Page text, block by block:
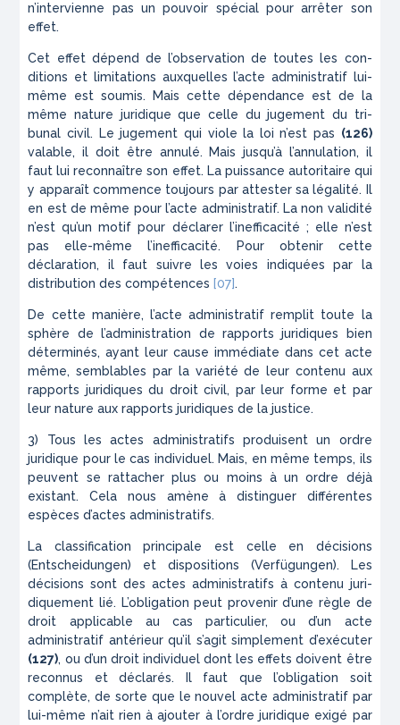
n’intervienne pas un pouvoir spécial pour arrêter son
effet.
Cet effet dépend de l’observation de toutes les con­
ditions et limitations auxquelles l’acte administratif lui-
même est soumis. Mais cette dépendance est de la
même nature juridique que celle du jugement du tri­
bunal civil. Le jugement qui viole la loi n’est pas (126)
valable, il doit être annulé. Mais jusqu’à l’annulation, il
faut lui reconnaître son effet. La puissance autori­taire qui
y apparaît commence toujours par attester sa légalité. Il
en est de même pour l’acte administratif. La non validité
n’est qu’un motif pour déclarer l’inef­ficacité ; elle n’est
pas elle-même l’inefficacité. Pour obtenir cette
déclaration, il faut suivre les voies indi­quées par la
distribution des compétences [07].
De cette manière, l’acte administratif remplit toute la
sphère de l’administration de rapports juridiques bien
déterminés, ayant leur cause immédiate dans cet acte
même, semblables par la variété de leur contenu aux
rapports juridiques du droit civil, par leur forme et par
leur nature aux rapports juridiques de la justice.
3) Tous les actes administratifs produisent un ordre
juridique pour le cas individuel. Mais, en même temps, ils
peuvent se rattacher plus ou moins à un ordre déjà
existant. Cela nous amène à distinguer différentes
espèces d’actes administratifs.
La classification principale est celle en décisions
(Entscheidungen) et dispositions (Verfügungen). Les
décisions sont des actes administratifs à contenu juri­
diquement lié. L’obligation peut provenir d’une règle de
droit applicable au cas particulier, ou d’un acte
administratif antérieur qu’il s’agit simplement d’exécuter
(127), ou d’un droit individuel dont les effets doivent être
reconnus et déclarés. Il faut que l’obligation soit
complète, de sorte que le nouvel acte administratif par
lui-même n’ait rien àajouter à l’ordre juridique exigé par